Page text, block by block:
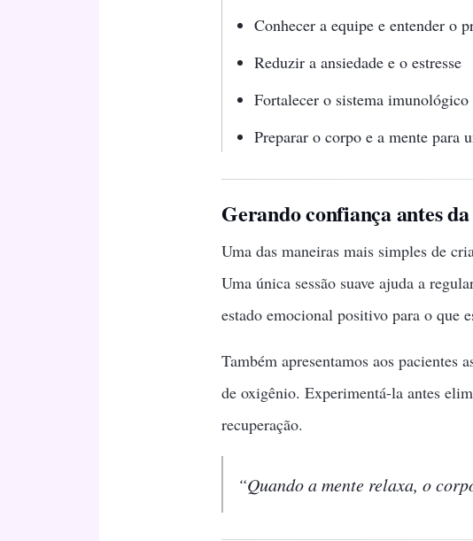
Conhecer a equipe e entender o
Reduzir a ansiedade e o estresse
Fortalecer o sistema imunológico
Preparar o corpo e a mente para
Gerando confiança antes
Uma das maneiras mais simples de
Uma única sessão suave ajuda a
estado emocional positivo para o que
Também apresentamos aos pacientes
de oxigênio. Experimentá-la antes
recuperação.
“Quando a mente relaxa, o